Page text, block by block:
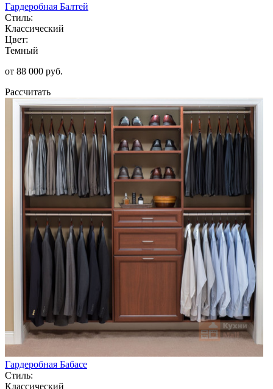
Гардеробная Балтей
Стиль:
Классический
Цвет:
Темный
от 88 000 руб.
Рассчитать
Гардеробная Бабасе
Стиль:
Классический